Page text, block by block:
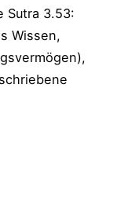
Sutra 3.53:
Wissen,